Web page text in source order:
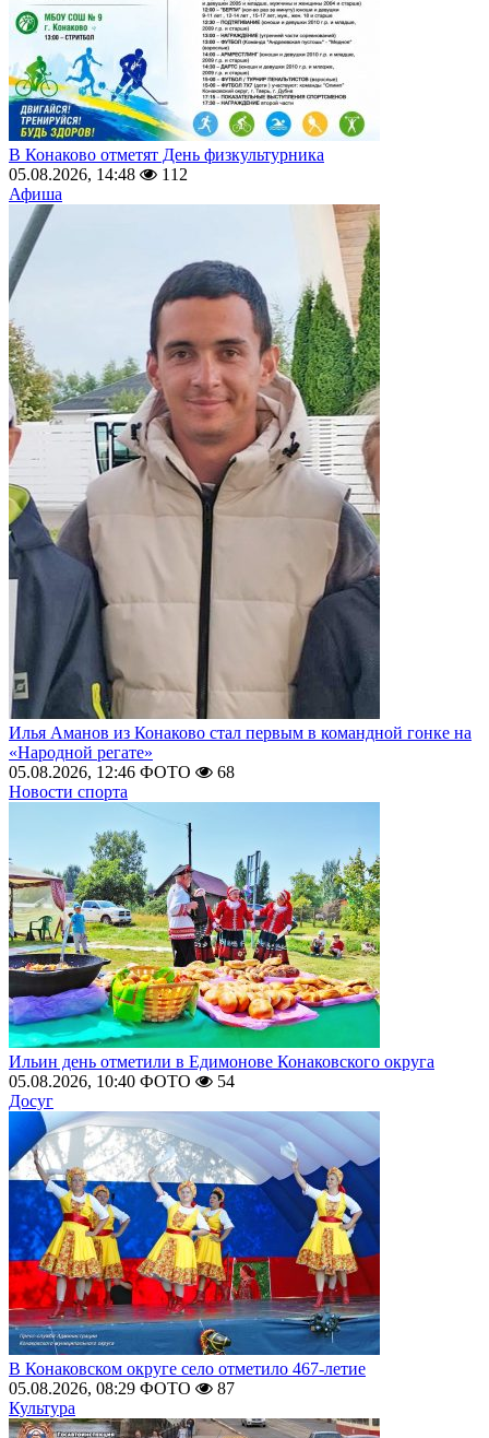
В Конаково отметят День физкультурника
05.08.2026, 14:48
112
Афиша
Илья Аманов из Конаково стал первым в командной гонке на
«Народной регате»
05.08.2026, 12:46 ФОТО
68
Новости спорта
Ильин день отметили в Едимонове Конаковского округа
05.08.2026, 10:40 ФОТО
54
Досуг
В Конаковском округе село отметило 467-летие
05.08.2026, 08:29 ФОТО
87
Культура